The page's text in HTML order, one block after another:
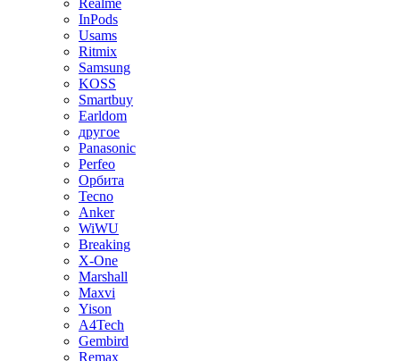
Realme
InPods
Usams
Ritmix
Samsung
KOSS
Smartbuy
Earldom
другое
Panasonic
Perfeo
Орбита
Tecno
Anker
WiWU
Breaking
X-One
Marshall
Maxvi
Yison
A4Tech
Gembird
Remax